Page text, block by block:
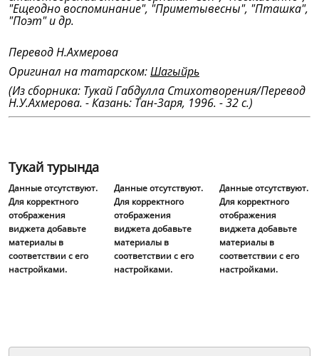
"Ещеодно воспоминание", "Приметывесны", "Пташка",
"Поэт" и др.
Перевод Н.Ахмерова
Оригинал на татарском:Шагыйрь
(Из сборника: Тукай Габдулла Стихотворения/Перевод
Н.У.Ахмерова. - Казань: Тан-Заря, 1996. - 32 с.)
Тукай турында
Данные отсутствуют.
Для корректного
отображения
виджета добавьте
материалы в
соответствии с его
настройками.
Данные отсутствуют.
Для корректного
отображения
виджета добавьте
материалы в
соответствии с его
настройками.
Данные отсутствуют.
Для корректного
отображения
виджета добавьте
материалы в
соответствии с его
настройками.